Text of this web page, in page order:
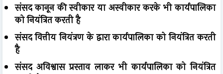
संसद कानून की स्वीकार या अस्वीकार करके भी कार्यपालिका
को नियंत्रित करती है
संसद वित्तीय नियंत्रण के द्वारा कार्यपालिका को नियंत्रित करती
है
संसद अविश्वास प्रस्ताव लाकर भी कार्यपालिका को नियंत्रित